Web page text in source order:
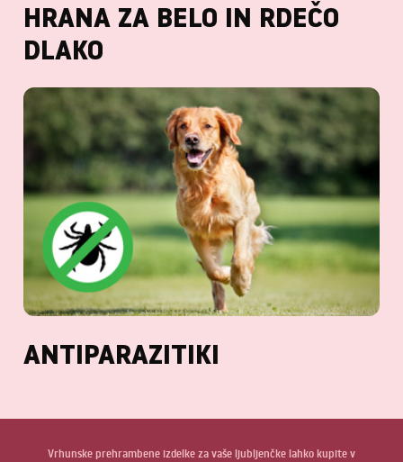
HRANA ZA BELO IN RDEČO
DLAKO
ANTIPARAZITIKI
Vrhunske prehrambene izdelke za vaše ljubljenčke lahko kupite v